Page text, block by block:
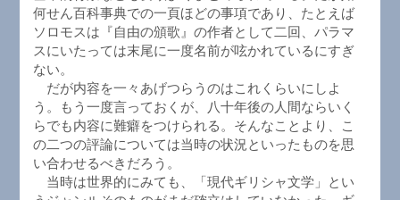
何せん百科事典での一頁ほどの事項であり、たとえば
ソロモスは『自由の頒歌』の作者として二回、パラマ
スにいたっては末尾に一度名前が呟かれているにすぎ
ない。
だが内容を一々あげつらうのはこれくらいにしよ
う。もう一度言っておくが、八十年後の人間ならいく
らでも内容に難癖をつけられる。そんなことより、こ
の二つの評論については当時の状況といったものを思
い合わせるべきだろう。
当時は世界的にみても、「現代ギリシャ文学」とい